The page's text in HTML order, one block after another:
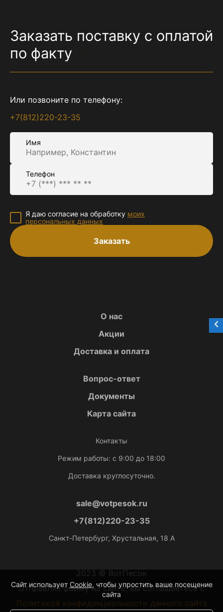
Заказать поставку с оплатой
по факту
Или позвоните по телефону:
+7(812)220-23-35
Имя
Телефон
Я даю согласие на обработку моих
персональных данных
Заказать
О нас
Акции
Доставка и оплата
Вопрос-ответ
Документы
Карта сайта
Контакты
Режим работы: с 9:00 до 18:00
Доставка круглосуточно.
sale@votpesok.ru
+7(812)220-23-35
Санкт-Петербург, Хрустальная, 18 А
2023 © ВотПесок
Отправляя форму на сайте, вы соглашаетесь с
Политикой конфиденциальности данного сайта
Сайт использует Cookie, чтобы упростить ваше посещение
сайта